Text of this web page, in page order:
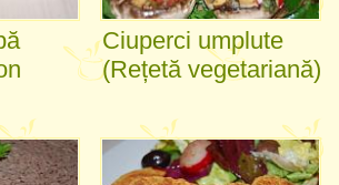
Ciuperci umplute
(Rețetă vegetariană)